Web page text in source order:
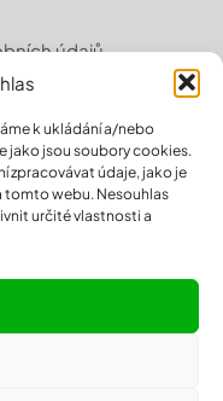
k ukládání a/nebo
jako jsou soubory cookies.
zpracovávat údaje, jako je
tomto webu. Nesouhlas
určité vlastnosti a
údajů